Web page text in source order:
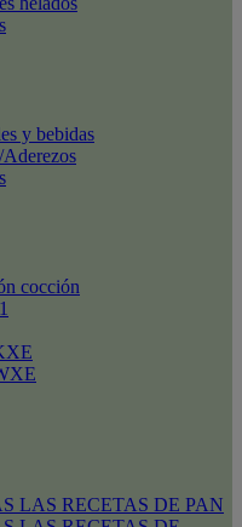
y bebidas
Aderezos
cocción
LAS RECETAS DE PAN